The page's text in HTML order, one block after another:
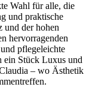
Wahl für alle, die
und praktische
und der hohen
hervorragenden
pflegeleichte
ein Stück Luxus und
– wo Ästhetik